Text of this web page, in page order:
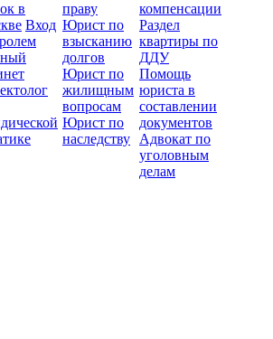
в
Вход
праву
Юрист по
взысканию
долгов
Юрист по
жилищным
вопросам
Юрист по
наследству
компенсации
Раздел
квартиры по
ДДУ
Помощь
юриста в
составлении
документов
Адвокат по
уголовным
делам